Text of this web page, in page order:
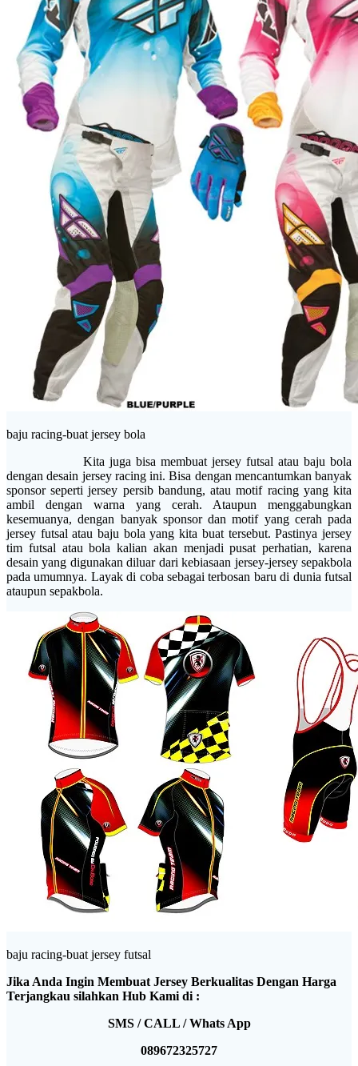
baju racing-buat jersey bola
Kita juga bisa membuat jersey futsal atau baju bola
dengan desain jersey racing ini. Bisa dengan mencantumkan banyak
sponsor seperti jersey persib bandung, atau motif racing yang kita
ambil dengan warna yang cerah. Ataupun menggabungkan
kesemuanya, dengan banyak sponsor dan motif yang cerah pada
jersey futsal atau baju bola yang kita buat tersebut. Pastinya jersey
tim futsal atau bola kalian akan menjadi pusat perhatian, karena
desain yang digunakan diluar dari kebiasaan jersey-jersey sepakbola
pada umumnya. Layak di coba sebagai terbosan baru di dunia futsal
ataupun sepakbola.
baju racing-buat jersey futsal
Jika Anda Ingin Membuat Jersey Berkualitas Dengan Harga
Terjangkau silahkan Hub Kami di :
SMS / CALL / Whats App
089672325727